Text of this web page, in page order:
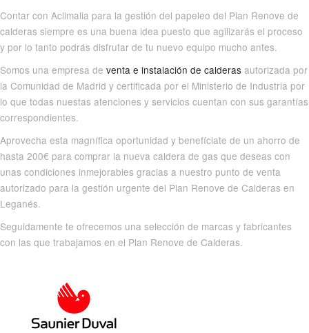
Contar con Aclimalia para la gestión del papeleo del Plan Renove de
calderas siempre es una buena idea puesto que agilizarás el proceso
y por lo tanto podrás disfrutar de tu nuevo equipo mucho antes.
Somos una empresa de venta e instalación de calderas autorizada por
la Comunidad de Madrid y certificada por el Ministerio de Industria por
lo que todas nuestas atenciones y servicios cuentan con sus garantías
correspondientes.
Aprovecha esta magnífica oportunidad y benefíciate de un ahorro de
hasta 200€ para comprar la nueva caldera de gas que deseas con
unas condiciones inmejorables gracias a nuestro punto de venta
autorizado para la gestión urgente del Plan Renove de Calderas en
Leganés.
Seguidamente te ofrecemos una selección de marcas y fabricantes
con las que trabajamos en el Plan Renove de Calderas.